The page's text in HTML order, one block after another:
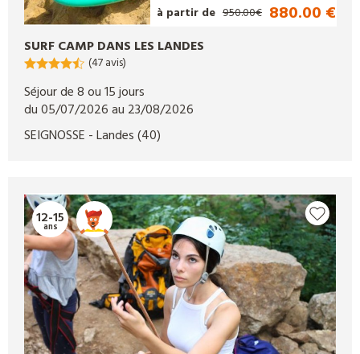
à partir de 950.00€ 880.00 €
SURF CAMP DANS LES LANDES
(47 avis)
Séjour de 8 ou 15 jours
du 05/07/2026 au 23/08/2026
SEIGNOSSE - Landes(40)
12-15
ans